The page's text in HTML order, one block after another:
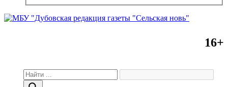
16+